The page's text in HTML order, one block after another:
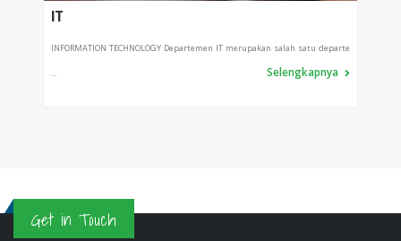
IT
INFORMATION TECHNOLOGY Departemen IT merupakan salah satu departe
... Selengkapnya
Get in Touch